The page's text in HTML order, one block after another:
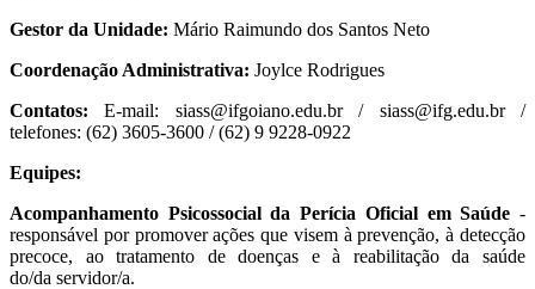
Gestor da Unidade: Mário Raimundo dos Santos Neto
Coordenação Administrativa: Joylce Rodrigues
Contatos:E-mail: siass@ifgoiano.edu.br / siass@ifg.edu.br /
telefones: (62) 3605-3600 / (62) 9 9228-0922
Equipes:
Acompanhamento Psicossocial da Perícia Oficial em Saúde -
responsável por promover ações que visem à prevenção, à detecção
precoce, ao tratamento de doenças e à reabilitação da saúde
do/da servidor/a.